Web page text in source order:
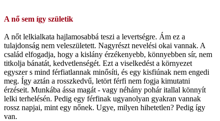
A nő sem így születik
A nőt lelkialkata hajlamosabbá teszi a levertségre. Ám ez a
tulajdonság nem veleszületett. Nagyrészt nevelési okai vannak. A
család elfogadja, hogy a kislány érzékenyebb, könnyebben sír, nem
titkolja bánatát, kedvetlenségét. Ezt a viselkedést a környezet
egyszer s mind férfiatlannak minősíti, és egy kisfiúnak nem engedi
meg. Így aztán a rosszkedvű, letört férfi nem fogja kimutatni
érzéseit. Munkába ássa magát - vagy néhány pohár itallal könnyít
lelki terhelésén. Pedig egy férfinak ugyanolyan gyakran vannak
rossz napjai, mint egy nőnek. Ugye, milyen hihetetlen? Pedig így
van.